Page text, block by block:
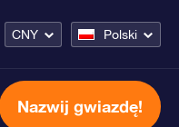
CNY Polski
Nazwij gwiazdę!